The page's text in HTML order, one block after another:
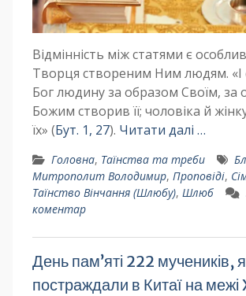
Відмінність між статями є
Творця створеним Ним людям. «І
Бог людину за образом Своїм, за
Божим створив її; чоловіка й
їх» (Бут. 1, 27). Читати далі …
Головна, Таїнства та треби
Митрополит Володимир, Проповіді,
Таїнство Вінчання (Шлюбу), Шлюб
коментар
День пам’яті 222 мучеників,
постраждали в Китаї на межі